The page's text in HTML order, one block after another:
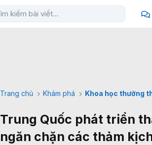
Trang chủ Khám phá Khoa học thường
Trung Quốc phát triển
ngăn chặn các thảm